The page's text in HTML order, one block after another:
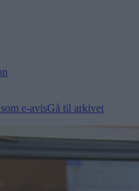
e-avisGå til arkivet